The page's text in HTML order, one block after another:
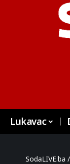
Lukavac
SodaLIVE.ba